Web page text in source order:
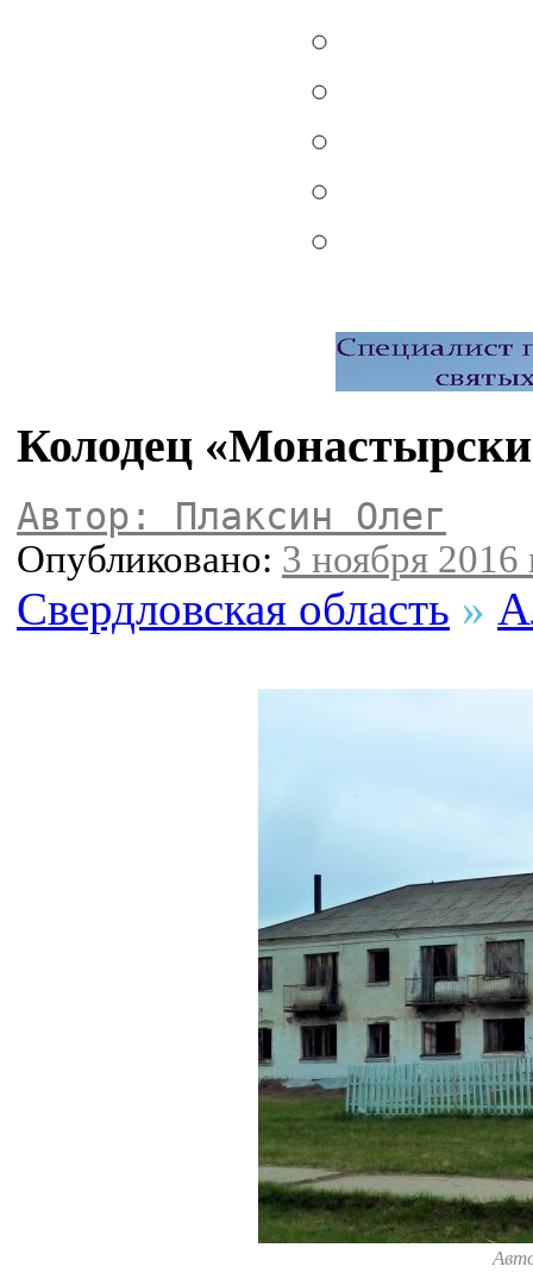
Колодец
Автор: Плаксин Олег
Опубликовано: 3 ноября 2016
Свердловская область »